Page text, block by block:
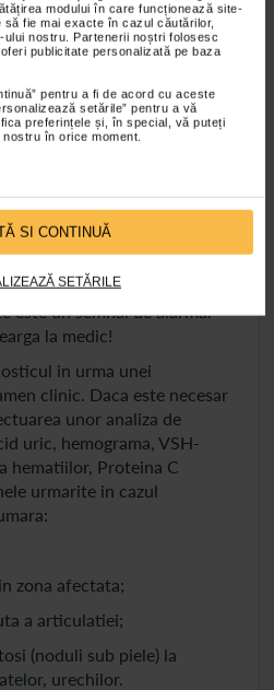
modului în care funcționează site-
fie mai exacte în cazul căutărilor,
nostru. Partenerii noștri folosesc
publicitate personalizată pe baza
pentru a fi de acord cu aceste
setările” pentru a vă
preferințele și, în special, vă puteți
în orice moment.
SI CONTINUĂ
SETĂRILE
ce trece atacul de guta.
de la cateva zile la cateva
dispar complet
crize se pot
sau pot aparea in altele.
de la pacient la
la articulatie/articulatii care
este un semnal de alarma.
la medic!
in urma unei
clinic. Daca este necesar
unor analiza de
uric, hemograma, VSH-
hematiilor, Proteina C
urmarite in cazul
zona afectata;
a articulatiei;
(noduli sub piele) la
urechilor.